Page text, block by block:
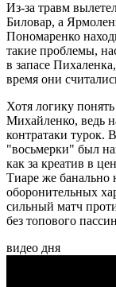
Из-за травм
Биловар, а
Пономаренко
такие проблемы,
в запасе
время они
Хотя логику
Михайленко, ведь
контратаки турок.
"восьмерки" был
как за креатив в
Тиаре же банально
оборонительных
сильный матч
без топового
видео дня